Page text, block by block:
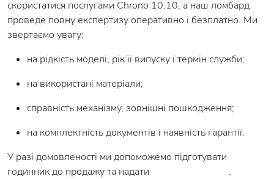
скористатися послугами Chrono 10:10, а наш ломбард
проведе повну експертизу оперативно і безплатно. Ми
звертаємо увагу:
на рідкість моделі, рік її випуску і термін служби;
на використані матеріали;
справність механізму, зовнішні пошкодження;
на комплектність документів і наявність гарантії.
У разі домовленості ми допоможемо підготувати
годинник до продажу та надати
.